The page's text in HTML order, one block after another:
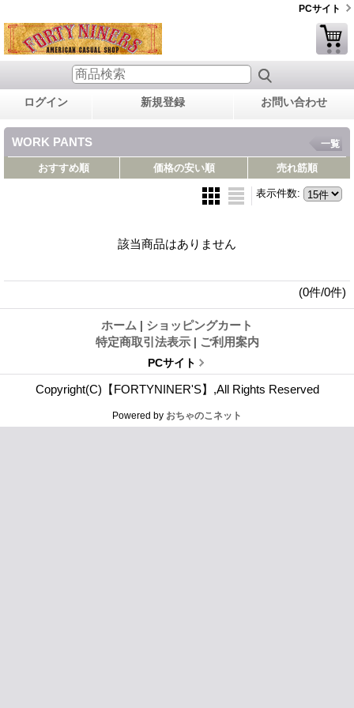
PCサイト
ログイン 新規登録 お問い合わせ
WORK PANTS 一覧
おすすめ順 価格の安い順 売れ筋順
表示件数:
該当商品はありません
(0件/0件)
ホーム | ショッピングカート
特定商取引法表示 | ご利用案内
PCサイト
Copyright(C)【FORTYNINER'S】,All Rights Reserved
Powered by おちゃのこネット